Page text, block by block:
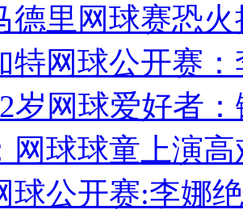
家言论片面不公正
客车翻车
去植树
德里网球赛恐
特网球公开赛
岁网球爱好者
网球球童上演
球公开赛:李娜